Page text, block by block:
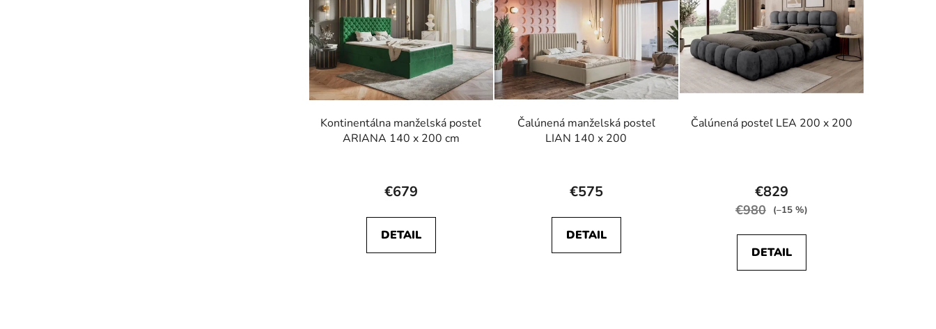
Kontinentálna manželská posteľ
ARIANA 140 x 200 cm
hodnotenie
je
5,0
€679
DETAIL
Čalúnená manželská posteľ
LIAN 140 x 200
hodnotenie
je
5,0
€575
DETAIL
Čalúnená posteľ LEA 200 x 200
hodnotenie
produktu
5,0
z
€829
€980 (–15 %)
DETAIL